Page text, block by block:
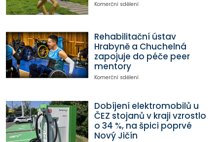
Komerční sdělení
Rehabilitační ústav
Hrabyně a Chuchelná
zapojuje do péče peer
mentory
Komerční sdělení
Dobíjení elektromobilů u
ČEZ stojanů v kraji vzrostlo
o 34 %, na špici poprvé
Nový Jičín